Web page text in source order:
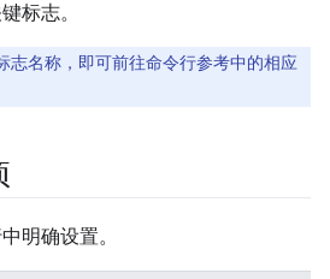
标志。
志名称，即可前往命令行参考中的相应
明确设置。